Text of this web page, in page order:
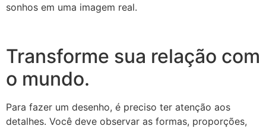
sonhos em uma imagem real.
Transforme sua relação com
o mundo.
Para fazer um desenho, é preciso ter atenção aos
detalhes. Você deve observar as formas, proporções,